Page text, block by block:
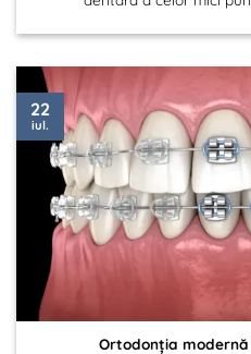
Ortodonția
22
iul.